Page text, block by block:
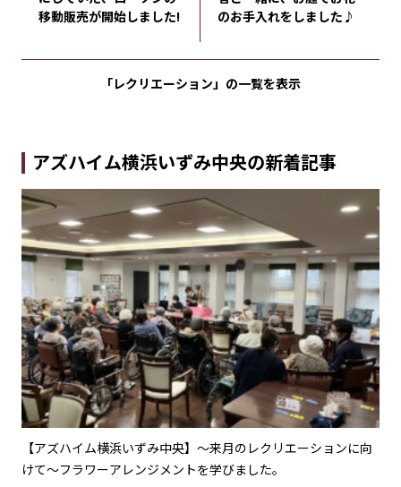
移動販売が開始しました!
のお手入れをしました♪
「レクリエーション」の一覧を表示
アズハイム横浜いずみ中央の新着記事
【アズハイム横浜いずみ中央】〜来月のレクリエーションに向
けて〜フラワーアレンジメントを学びました。